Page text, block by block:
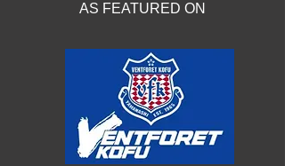
AS FEATURED ON